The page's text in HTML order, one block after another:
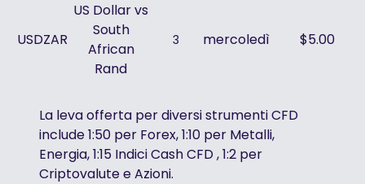
USDZAR
US Dollar vs
South
African
Rand
3 mercoledì $5.00
La leva offerta per diversi strumenti CFD
include 1:50 per Forex, 1:10 per Metalli,
Energia, 1:15 Indici Cash CFD , 1:2 per
Criptovalute e Azioni.